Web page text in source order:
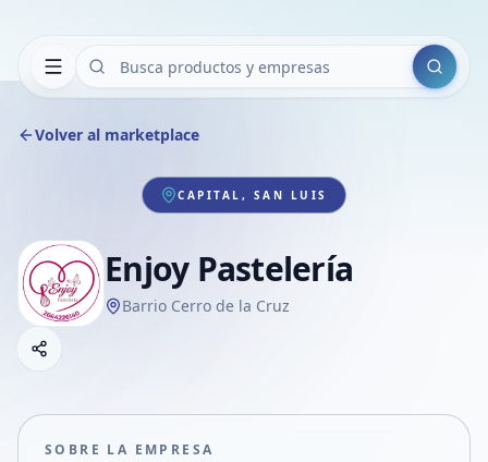
Buscar
Volver al marketplace
CAPITAL, SAN LUIS
Enjoy Pastelería
Barrio Cerro de la Cruz
Compartir empresa
SOBRE LA EMPRESA